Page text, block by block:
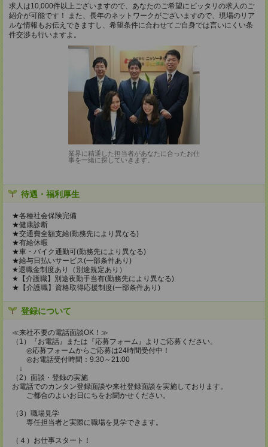
求人は10,000件以上ございますので、あなたのご希望にピッタリの求人のご
紹介が可能です！ また、長年のネットワークがございますので、現場のリア
ルな情報もお伝えできますし、希望条件に合わせてご自身では言いにくい条
件交渉も行いますよ。
業界に精通した担当者があなたに合ったお仕
事を一緒に探していきます。
待遇・福利厚生
★各種社会保険完備
★健康診断
★交通費全額支給(勤務先により異なる)
★有給休暇
★車・バイク通勤可(勤務先により異なる)
★給与日払いサービス(一部条件あり)
★退職金制度あり（別途規定あり）
★【介護職】別途夜勤手当有(勤務先により異なる)
★【介護職】資格取得応援制度(一部条件あり)
登録について
≪来社不要の電話面談OK！≫
（1）『お電話』または『応募フォーム』よりご応募ください。
◎応募フォームからご応募は24時間受付中！
◎お電話受付時間：9:30～21:00
↓
（2）面談・登録の実施
お電話でのカンタン登録面談や来社登録面談を実施しております。
ご都合のよいお日にちをお聞かせください。
（3）職場見学
専任担当者と実際に職場を見学できます。
（４）お仕事スタート！